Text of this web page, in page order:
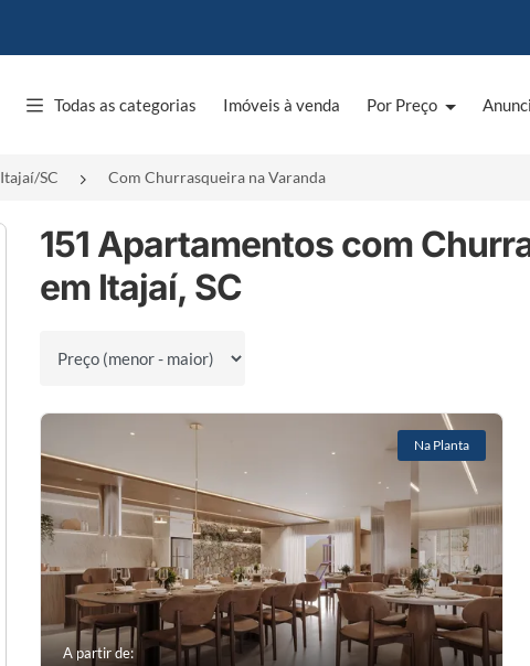
Todas as categorias Imóveis à venda Por Preço
Itajaí/SC Com Churrasqueira na Varanda
151 Apartamentos com
em Itajaí, SC
Ordenar por
Na Planta
A partir de: